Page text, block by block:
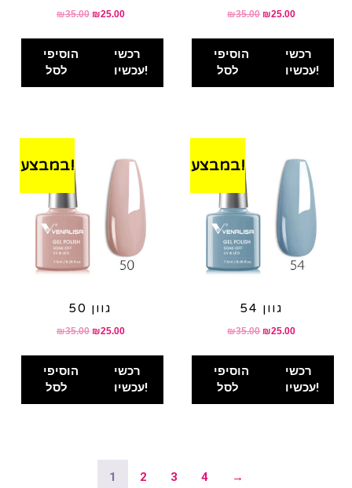
₪35.00 ₪25.00
הוסיפי
לסל
רכשי
עכשיו!
₪35.00 ₪25.00
הוסיפי
לסל
רכשי
עכשיו!
במבצע!
גוון 50
₪35.00 ₪25.00
הוסיפי
לסל
רכשי
עכשיו!
במבצע!
גוון 54
₪35.00 ₪25.00
הוסיפי
לסל
רכשי
עכשיו!
1 2 3 4 →